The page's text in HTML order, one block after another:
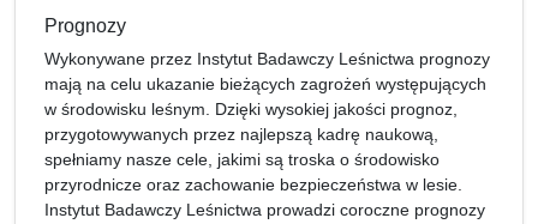
Prognozy
Wykonywane przez Instytut Badawczy Leśnictwa prognozy
mają na celu ukazanie bieżących zagrożeń występujących
w środowisku leśnym. Dzięki wysokiej jakości prognoz,
przygotowywanych przez najlepszą kadrę naukową,
spełniamy nasze cele, jakimi są troska o środowisko
przyrodnicze oraz zachowanie bezpieczeństwa w lesie.
Instytut Badawczy Leśnictwa prowadzi coroczne prognozy